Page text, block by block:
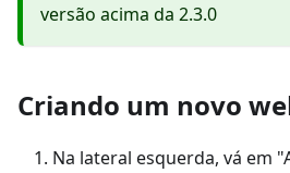
versão acima da 2.3.0
Criando um novo
Na lateral esquerda, vá em